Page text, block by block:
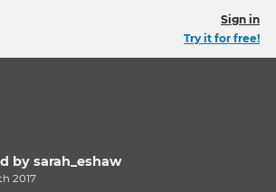
Sign in
Try it for free!
bysarah_eshaw
2017